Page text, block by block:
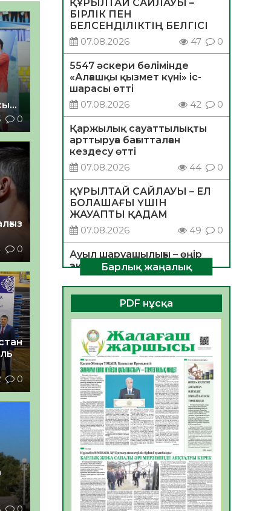
0
0
0
ҚҰРЫЛТАЙ САЙЛАУЫ –
БІРЛІК ПЕН
БЕЛСЕНДІЛІКТІҢ БЕЛГІСІ
07.08.2026
47 0
5547 әскери бөлімінде
«Алғашқы қызмет күні» іс-
шарасы өтті
07.08.2026
42 0
Қаржылық сауаттылықты
арттыруға бағытталған
кездесу өтті
07.08.2026
44 0
ҚҰРЫЛТАЙ САЙЛАУЫ – ЕЛ
БОЛАШАҒЫ ҮШІН
ЖАУАПТЫ ҚАДАМ
07.08.2026
49 0
Ауыл шаруашылығы – өңір
экономикасының негізгі
тірегі
06.08.2026
56 0
ҚОҒАМДЫҚ БЕЛСЕНДІЛІК –
ЕЛ ДАМУЫНЫҢ НЕГІЗІ
06.08.2026
54
ҚҰРЫЛТАЙ САЙЛАУЫ –
БОЛАШАҚҚА БАСТАР
ЖАУАПТЫ ТАҢДАУ
06.08.2026
56
Инфекциялық ауруларға
қарсы иммундау
жұмыстарының тиімділігі
06.08.2026
58
Көкжөтел ауруы туралы
Барлық жаңалық
PDF нұсқа